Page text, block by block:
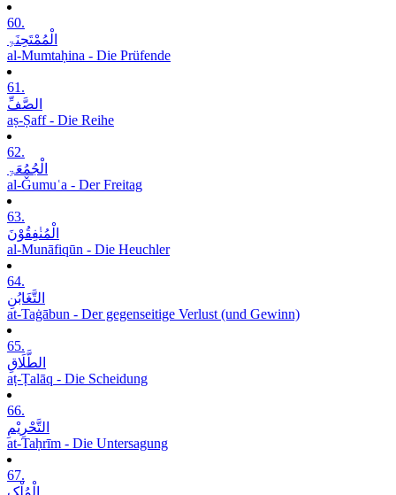
60.
الْمُمْتَحِنَۃِ
al-Mumtaḥina - Die Prüfende
61.
الصَّفِّ
aṣ-Ṣaff - Die Reihe
62.
الْجُمُعَۃِ
al-Ǧumuʿa - Der Freitag
63.
الْمُنٰفِقُوْنَ
al-Munāfiqūn - Die Heuchler
64.
التَّغَابُنِ
at-Taġābun - Der gegenseitige Verlust (und Gewinn)
65.
الطَّلَاقِ
aṭ-Ṭalāq - Die Scheidung
66.
التَّحْرِیْمِ
at-Taḥrīm - Die Untersagung
67.